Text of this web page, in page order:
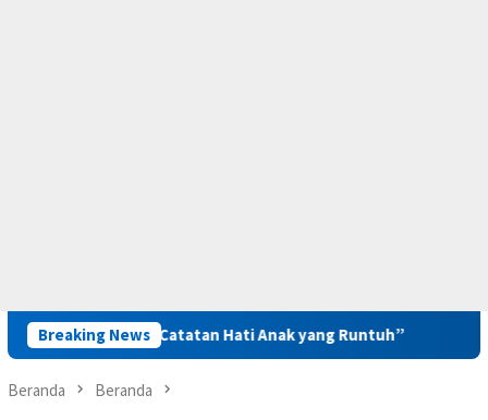
Breaking News
“Catatan Hati Anak yang Runtuh” Kunker ke Kanwil
Beranda Beranda